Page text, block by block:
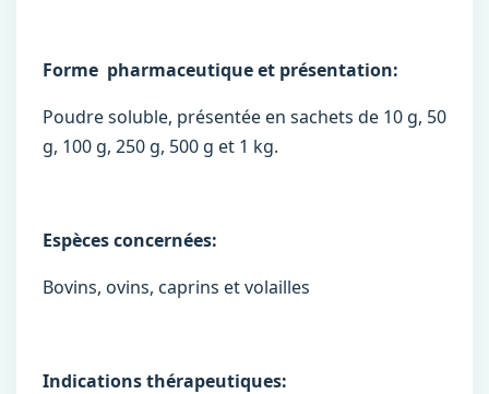
Forme pharmaceutique et présentation:
Poudre soluble, présentée en sachets de 10 g, 50
g, 100 g, 250 g, 500 g et 1 kg.
Espèces concernées:
Bovins, ovins, caprins et volailles
Indications thérapeutiques: